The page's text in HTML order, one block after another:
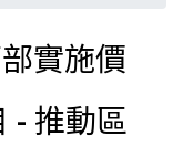
實施價
- 推動區